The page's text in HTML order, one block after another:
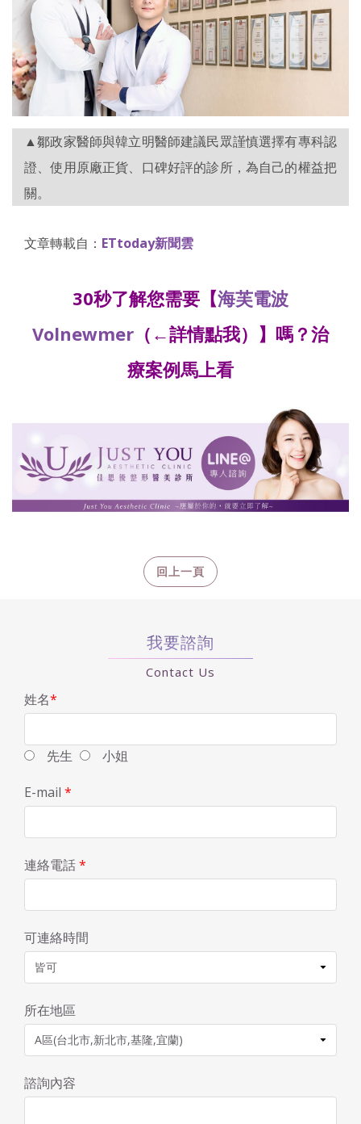
▲鄒政家醫師與韓立明醫師建議民眾謹慎選擇有專科認
證、使用原廠正貨、口碑好評的診所，為自己的權益把
關。
文章轉載自： ETtoday新聞雲
30秒了解您需要【海芙電波
Volnewmer （←詳情點我）】嗎？治
療案例馬上看
我要諮詢
Contact Us
姓名*
先生 小姐
E-mail *
連絡電話*
可連絡時間
所在地區
諮詢內容